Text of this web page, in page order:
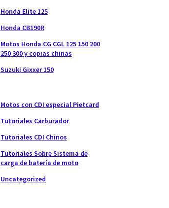
Honda Elite 125
Honda CB190R
Motos Honda CG CGL 125 150 200
250 300 y copias chinas
Suzuki Gixxer 150
Motos con CDI especial Pietcard
Tutoriales Carburador
Tutoriales CDI Chinos
Tutoriales Sobre Sistema de
carga de batería de moto
Uncategorized